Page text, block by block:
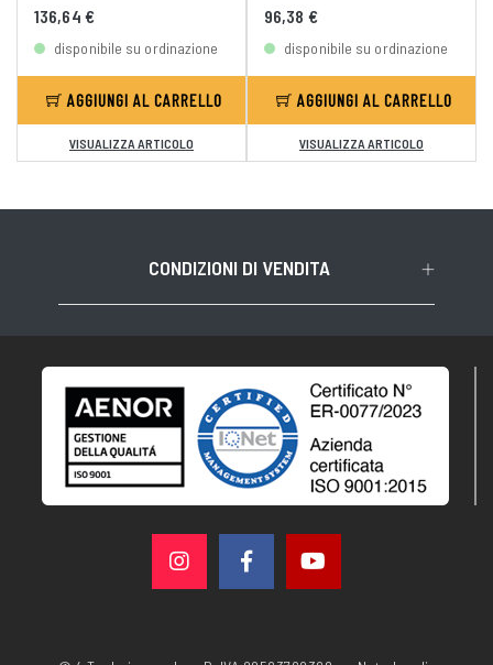
136,64 €
disponibile su ordinazione
AGGIUNGI AL CARRELLO
VISUALIZZA ARTICOLO
96,38 €
disponibile su ordinazione
AGGIUNGI AL CARRELLO
VISUALIZZA ARTICOLO
CONDIZIONI DI VENDITA